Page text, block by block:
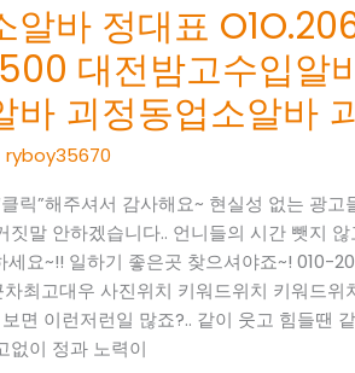
알바 정대표
대전밤고수입알
바 괴정동업소알바
ryboy35670
릭”해주셔서 감사해요~ 현실성 없는 광
짓말 안하겠습니다.. 언니들의 시간 뺏지
세요~!! 일하기 좋은곳 찾으셔야죠~!
최고대우 사진위치 키워드위치 키워드위
면 이런저런일 많죠?.. 같이 웃고 힘들땐
없이 정과 노력이